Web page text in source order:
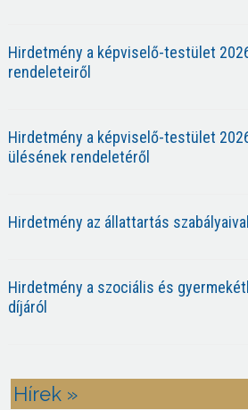
Hirdetmény a képviselő-testület
rendeleteiről
Hirdetmény a képviselő-testület
ülésének rendeletéről
Hirdetmény az állattartás
Hirdetmény a szociális és
díjáról
Hírek »